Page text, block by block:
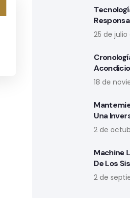
25 de julio
18 de
Una
2 de
Machine
De Los
2 de